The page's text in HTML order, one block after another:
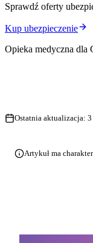
Sprawdź oferty
Kup ubezpieczenie
Opieka medyczna dla
Ostatnia aktualizacja:
Artykuł ma